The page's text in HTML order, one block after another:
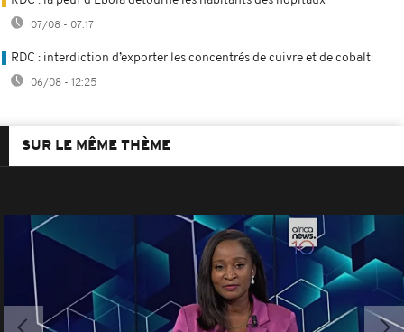
07/08 - 07:17
RDC : interdiction d’exporter les concentrés de cuivre et de cobalt
06/08 - 12:25
SUR LE MÊME THÈME